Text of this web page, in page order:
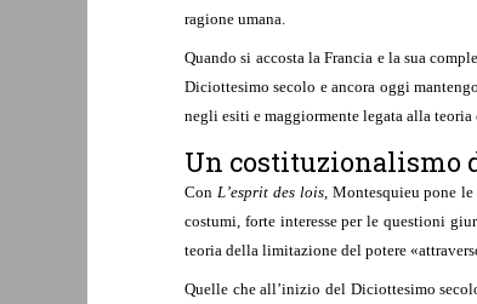
ragione umana.
Quando si accosta la Francia e la sua
Diciottesimo secolo e ancora oggi
negli esiti e maggiormente legata alla
Un costituzionalismo
Con L’esprit des lois, Montesquieu pone
costumi, forte interesse per le questioni
teoria della limitazione del potere
Quelle che all’inizio del Diciottesimo